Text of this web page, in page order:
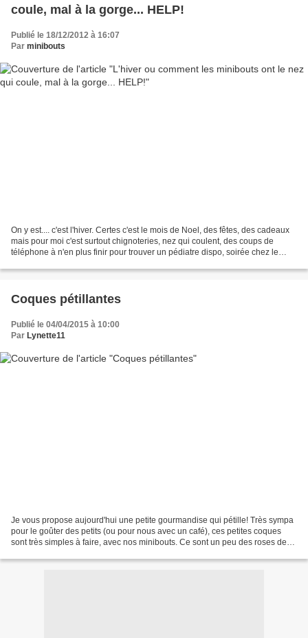
coule, mal à la gorge... HELP!
Publié le 18/12/2012 à 16:07
Par minibouts
On y est.... c'est l'hiver. Certes c'est le mois de Noel, des fêtes, des cadeaux
mais pour moi c'est surtout chignoteries, nez qui coulent, des coups de
téléphone à n'en plus finir pour trouver un pédiatre dispo, soirée chez le
Coques pétillantes
Publié le 04/04/2015 à 10:00
Par Lynette11
Je vous propose aujourd'hui une petite gourmandise qui pétille! Très sympa
pour le goûter des petits (ou pour nous avec un café), ces petites coques
sont très simples à faire, avec nos minibouts. Ce sont un peu des roses des